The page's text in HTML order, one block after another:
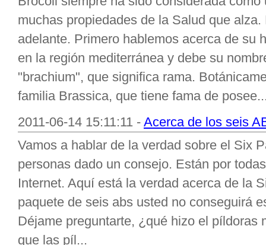
muchas propiedades de la Salud que
adelante. Primero hablemos acerca de su
en la región mediterránea y debe su
"brachium", que significa rama.
familia Brassica, que tiene fama de
2011-06-14 15:11:11 - Acerca de los seis
Vamos a hablar de la verdad sobre el Six
personas dado un consejo. Están por
Internet. Aquí está la verdad acerca de la
paquete de seis abs usted no conseguirá
Déjame preguntarte, ¿qué hizo el píldoras
que las píl...